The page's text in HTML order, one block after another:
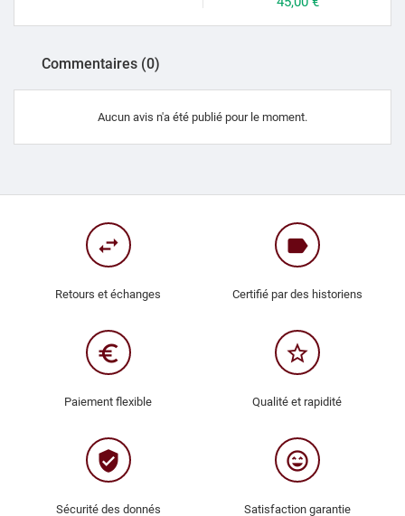
Commentaires (0)
Aucun avis n'a été publié pour le moment.
swap_horiz
Retours et échanges
label
Certifié par des historiens
euro_symbol
Paiement flexible
star_border
Qualité et rapidité
verified_user
Sécurité des donnés
sentiment_very_satisfied
Satisfaction garantie